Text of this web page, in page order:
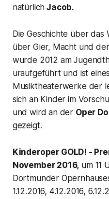
natürlich Jacob.
Die Geschichte über
über Gier, Macht und
wurde 2012 am
uraufgeführt und ist
Musiktheaterwerke der
sich an Kinder im
und wird an der Oper
gezeigt.
Kinderoper GOLD! -
November 2016, um 11
Dortmunder
1.12.2016, 4.12.2016,